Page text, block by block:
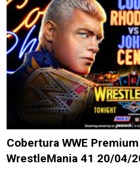
Cobertura WWE
WrestleMania 41 20/04/